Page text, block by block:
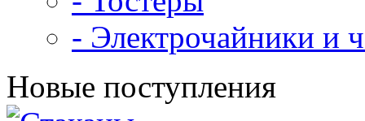
- Электрочайники и
Новые поступления